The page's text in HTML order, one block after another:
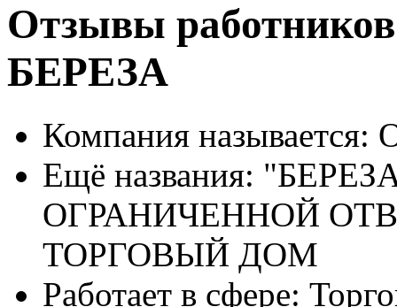
Отзывы
БЕРЕЗА
Компания называется:
Ещё названия:
ОГРАНИЧЕННОЙ
ТОРГОВЫЙ ДОМ
Работает в сфере: